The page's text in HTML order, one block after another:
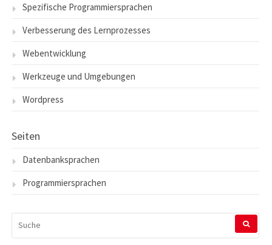
Spezifische Programmiersprachen
Verbesserung des Lernprozesses
Webentwicklung
Werkzeuge und Umgebungen
Wordpress
Seiten
Datenbanksprachen
Programmiersprachen
NACH: